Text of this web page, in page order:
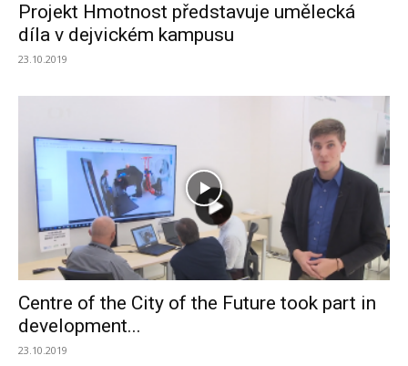
Projekt Hmotnost představuje umělecká
díla v dejvickém kampusu
23.10.2019
Centre of the City of the Future took part in
development...
23.10.2019